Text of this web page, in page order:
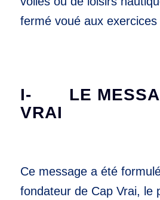
fermé voué aux exercices
I- LE
VRAI
Ce message a été
fondateur de Cap Vrai, le